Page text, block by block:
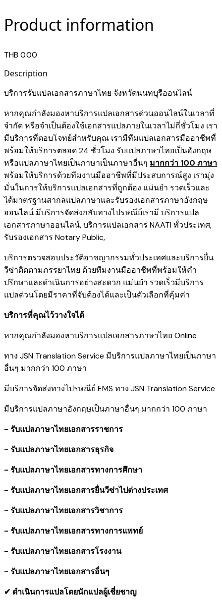
Product information
THB 0.00
Description
บริการรับแปลเอกสารภาษาไทย จังหวัดนนทบุรีออนไลน์
หากคุณกำลังมองหาบริการแปลเอกสารด่วนออนไลน์ในเวลาที่
จำกัด หรือจำเป็นต้องใช้เอกสารแปลภายในเวลาไม่กี่ชั่วโมง เรา
มีบริการที่ตอบโจทย์สำหรับคุณ เรามีทีมแปลเอกสารมืออาชีพที่
พร้อมให้บริการตลอด 24 ชั่วโมง รับแปลภาษาไทยเป็นอังกฤษ
หรือแปลภาษาไทยเป็นภาษาเป็นภาษาอื่นๆ มากกว่า 100 ภาษา
พร้อมให้บริการด้วยทีมงานมืออาชีพที่มีประสบการณ์สูง เรามุ่ง
มั่นในการให้บริการแปลเอกสารที่ถูกต้อง แม่นยำ รวดเร็วและ
ได้มาตรฐานสากลแปลภาษาและรับรองเอกสารภาษาอังกฤษ
ออนไลน์ มีบริการจัดส่งกลับทางไปรษณีย์เรามี บริการแปล
เอกสารภาษาออนไลน์,บริการแปลเอกสาร NAATI ​ทั่วประเทศ,
รับรองเอกสาร Notary Public,
บริการตรวจสอบประวัติอาชญากรรม​ทั่วประเทศและบริการยื่น
วีซ่าติดตามภรรยาไทย ด้วยทีมงานมืออาชีพที่พร้อมให้คำ
ปรึกษาและดำเนินการอย่างสะดวก แม่นยำ รวดเร็วมีบริการ
แปลด่วนโดยมีราคาที่จับต้องได้และเป็นตัวเลือกที่คุ้มค่า
บริการที่คุณไว้วางใจได้
หากคุณกำลังมองหาบริการแปลเอกสารภาษาไทย Online
ทาง JSN Translation Service มีบริการแปลภาษาไทยเป็นภาษา
อื่นๆ มากกว่า 100 ภาษา
มีบริการจัดส่งทางไปรษณีย์ EMS ทาง JSN Translation Service
มีบริการแปลภาษาอังกฤษเป็นภาษาอื่นๆ มากกว่า 100 ภาษา
- รับแปลภาษาไทยเอกสารราชการ
- รับแปลภาษาไทยเอกสารธุรกิจ
- รับแปลภาษาไทยเอกสารทางการศึกษา
- รับแปลภาษาไทยเอกสารยื่นวีซ่าไปต่างประเทศ
- รับแปลภาษาไทยเอกสารวิชาการ
- รับแปลภาษาไทยเอกสารทางการแพทย์
- รับแปลภาษาไทยเอกสารโรงงาน
- รับแปลภาษาไทยเอกสารอื่นๆ
✔ ดำเนินการแปลโดยนักแปลผู้เชี่ยชาญ